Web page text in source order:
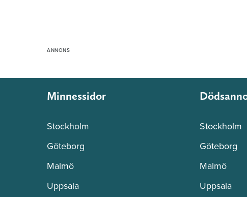
Minnessidor
Stockholm
Göteborg
Malmö
Uppsala
Stockholm
Göteborg
Malmö
Uppsala